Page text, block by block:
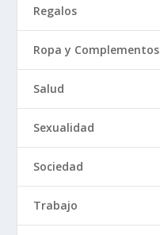
Regalos
Ropa y Complementos
Salud
Sexualidad
Sociedad
Trabajo